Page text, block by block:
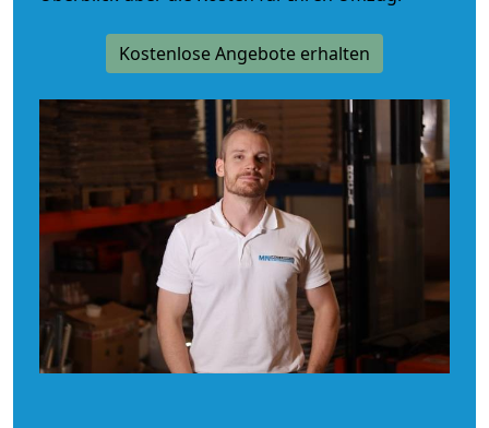
Kostenlose Angebote erhalten